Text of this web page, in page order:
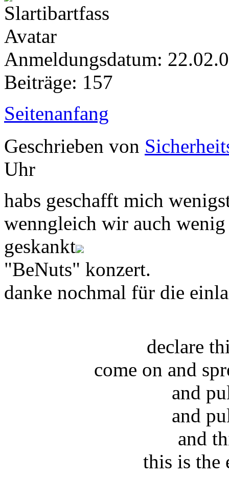
Anmeldungsdatum:
Beiträge: 157
Seitenanfang
Geschrieben von
Uhr
habs geschafft mich
wenngleich wir auch
geskankt
"BeNuts" konzert.
danke nochmal für die
declare
come on and
and
and
and
this is the